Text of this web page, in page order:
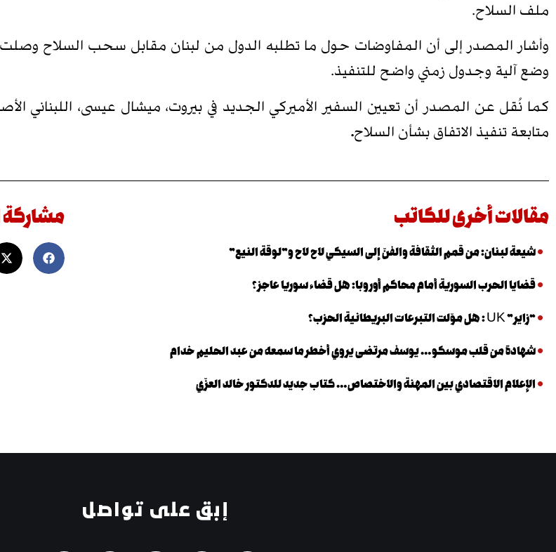
ملف السلاح.
وأشار المصدر إلى أن المفاوضات حول ما تطلبه الدول من لبنان مقابل سحب السلاح وصلت
وضع آلية وجدول زمني واضح للتنفيذ.
كما نُقل عن المصدر أن تعيين السفير الأميركي الجديد في بيروت، ميشال عيسى، اللبناني
متابعة تنفيذ الاتفاق بشأن السلاح.
مقالات أخرى للكاتب
شيعة لبنان: من قمم الثقافة والفنّ إلى السيكي لاح لاح و”لوقة النيع”
قضايا الحرب السورية أمام محاكم أوروبا: هل قضاء سوريا عاجز؟
“زاير” UK : هل موّلت التبرعات البريطانية الحزب؟
شهادة من قلب موسكو… يوسف مرتضى يروي أخطر ما سمعه من عبد الحليم خدام
الإعلام الاقتصادي بين المهنة والاختصاص… كتاب جديد للدكتور خالد العزّي
إبق على تواصل